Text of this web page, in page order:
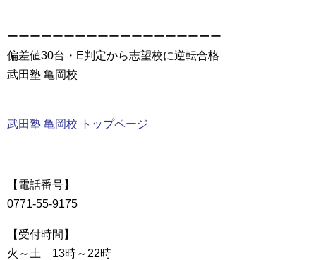
ーーーーーーーーーーーーーーーーーーー
偏差値30台・E判定から志望校に逆転合格
武田塾 亀岡校
武田塾 亀岡校 トップページ
【電話番号】
0771-55-9175
【受付時間】
火～土 13時～22時